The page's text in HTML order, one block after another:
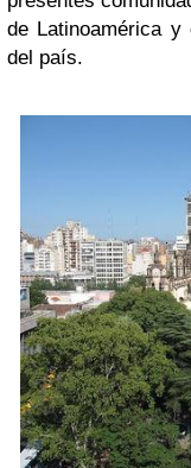
de Latinoamérica y
del país.